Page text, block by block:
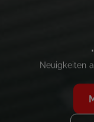
Neuigkeiten